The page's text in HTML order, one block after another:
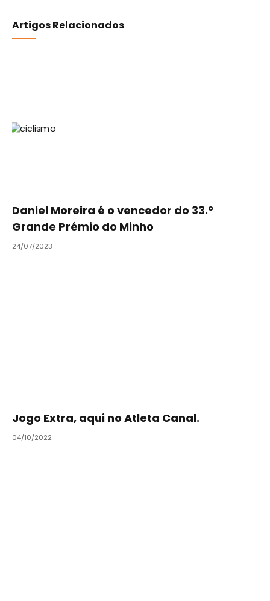
Artigos Relacionados
Daniel Moreira é o vencedor do 33.º
Grande Prémio do Minho
24/07/2023
Jogo Extra, aqui no Atleta Canal.
04/10/2022